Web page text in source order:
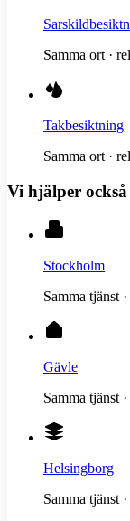
Samma ort ·
Takbesiktning
Samma ort ·
Vi hjälper
Stockholm
Samma tjänst
Gävle
Samma tjänst
Helsingborg
Samma tjänst